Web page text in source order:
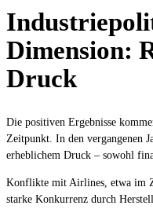
Dimension:
Druck
Die positiven Ergebnisse
Zeitpunkt. In den vergangenen
erheblichem Druck – sowohl
Konflikte mit Airlines, etwa im
starke Konkurrenz durch